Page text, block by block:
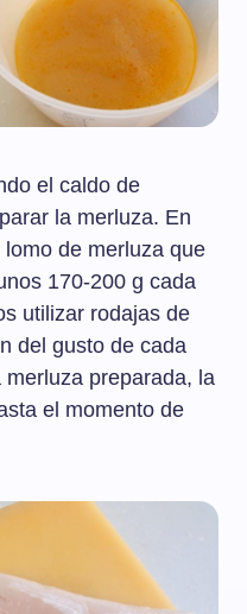
el caldo de
la merluza. En
de merluza que
170-200 g cada
utilizar rodajas de
del gusto de cada
preparada, la
el momento de